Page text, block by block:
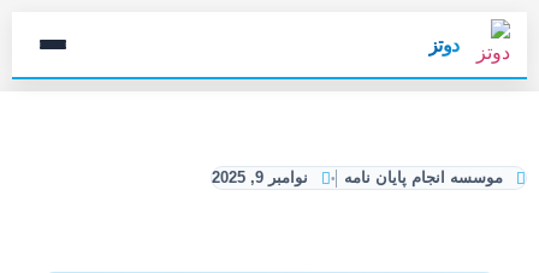
دوتز
موسسه انجام پایان نامه نوامبر 9, 2025